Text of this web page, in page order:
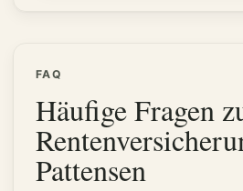
FAQ
Häufige Fragen
Pattensen